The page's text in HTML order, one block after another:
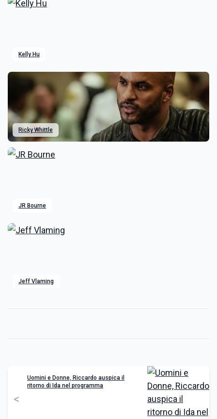
Kelly Hu
Ricky Whittle
JR Bourne
Jeff Vlaming
<
Uomini e Donne, Riccardo auspica il
ritorno di Ida nel programma